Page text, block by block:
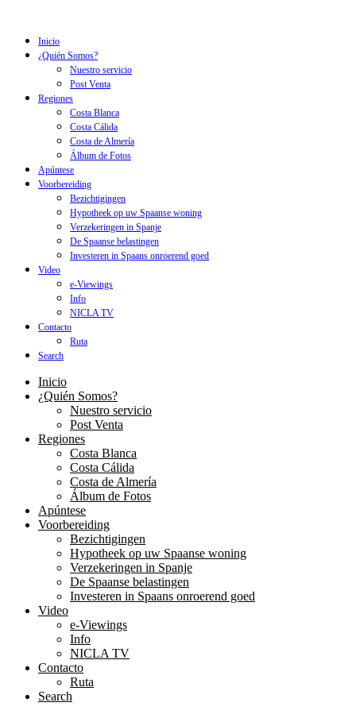
Inicio
¿Quién Somos?
Nuestro servicio
Post Venta
Regiones
Costa Blanca
Costa Cálida
Costa de Almería
Álbum de Fotos
Apúntese
Voorbereiding
Bezichtigingen
Hypotheek op uw Spaanse woning
Verzekeringen in Spanje
De Spaanse belastingen
Investeren in Spaans onroerend goed
Video
e-Viewings
Info
NICLA TV
Contacto
Ruta
Search
Inicio
¿Quién Somos?
Nuestro servicio
Post Venta
Regiones
Costa Blanca
Costa Cálida
Costa de Almería
Álbum de Fotos
Apúntese
Voorbereiding
Bezichtigingen
Hypotheek op uw Spaanse woning
Verzekeringen in Spanje
De Spaanse belastingen
Investeren in Spaans onroerend goed
Video
e-Viewings
Info
NICLA TV
Contacto
Ruta
Search